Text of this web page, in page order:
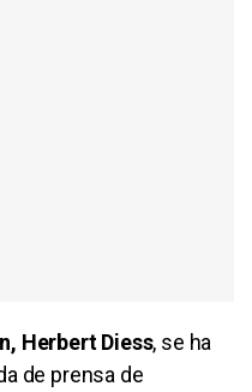
Herbert Diess, se ha
de prensa de